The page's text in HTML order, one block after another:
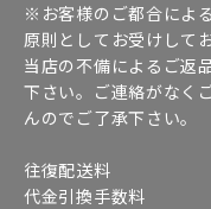
※お客様のご都合によ
原則としてお受けして
当店の不備によるご返
下さい。ご連絡がなく
んのでご了承下さい。
往復配送料
代金引換手数料